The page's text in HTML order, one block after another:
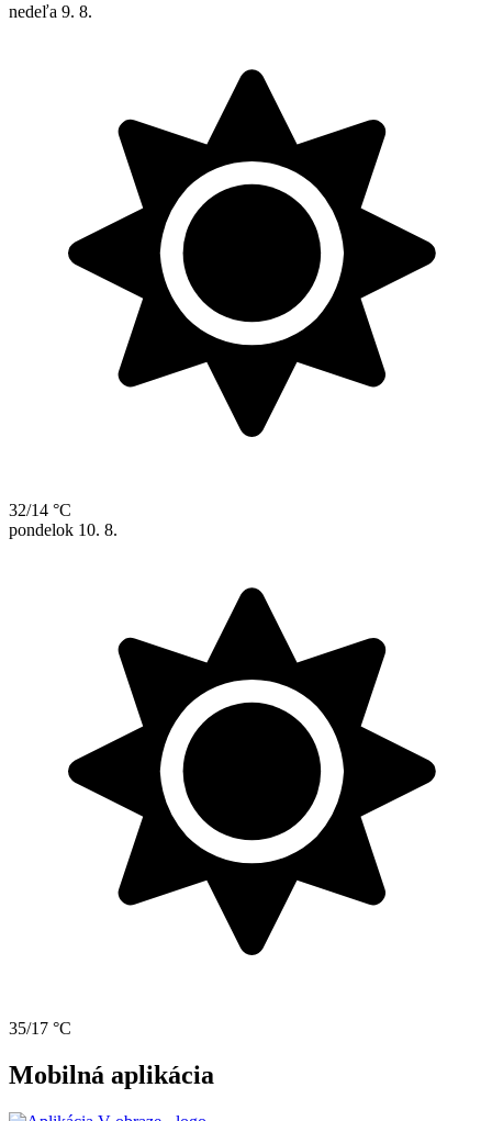
nedeľa 9. 8.
32/14 °C
pondelok 10. 8.
35/17 °C
Mobilná aplikácia